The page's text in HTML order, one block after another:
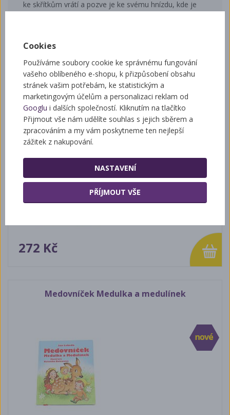
ke skřítkům vrátí a pozve je ke svému hnízdu, kde je
Související zboží
Medovníček a jeho nemocnice pro zvířátka
272 Kč
Medovníček Medulka a medulínek
Cookies
Používáme soubory cookie ke správnému fungování
vašeho oblíbeného e-shopu, k přizpůsobení obsahu
stránek vašim potřebám, ke statistickým a
marketingovým účelům a personalizaci reklam od
Googlu i dalších společností. Kliknutím na tlačítko
Přijmout vše nám udělíte souhlas s jejich sběrem a
zpracováním a my vám poskytneme ten nejlepší
zážitek z nakupování.
NASTAVENÍ
PŘÍJMOUT VŠE